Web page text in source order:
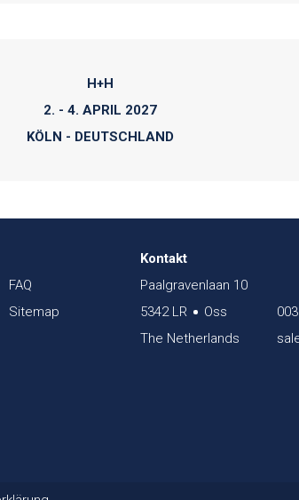
H+H
2. - 4. APRIL 2027
KÖLN - DEUTSCHLAND
FAQ
Sitemap
Kontakt
Paalgravenlaan 10
5342 LR
Oss
The Netherlands